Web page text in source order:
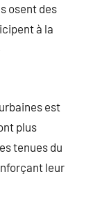
osent des
à la
est
plus
tenues du
leur